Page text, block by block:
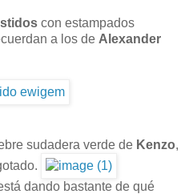
con estampados
a los de Alexander
sudadera verde de Kenzo,
dando bastante de qué